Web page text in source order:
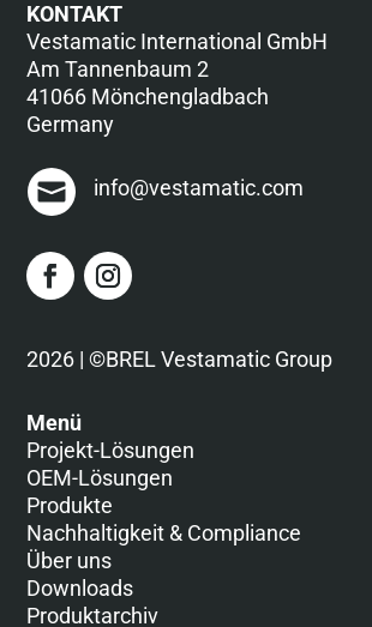
KONTAKT
Vestamatic International GmbH
Am Tannenbaum 2
41066 Mönchengladbach
Germany
info@vestamatic.com
2026 | ©BREL Vestamatic Group
Menü
Projekt-Lösungen
OEM-Lösungen
Produkte
Nachhaltigkeit & Compliance
Über uns
Downloads
Produktarchiv